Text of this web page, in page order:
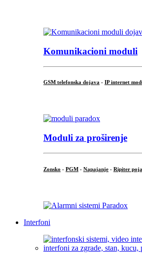
Komunikacioni moduli
GSM telefonska dojava - IP internet
Moduli za proširenje
Zonsko - PGM - Napajanje - Ripiter
Interfoni